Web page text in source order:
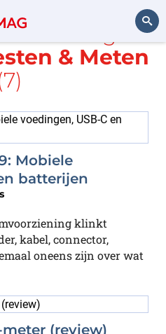
Zoeken
de tags
& Meten
Mobiele
batterijen
klinkt
kabel, connector,
oneens zijn over wat
meter (review)